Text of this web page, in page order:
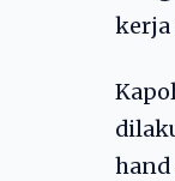
kerja
hand